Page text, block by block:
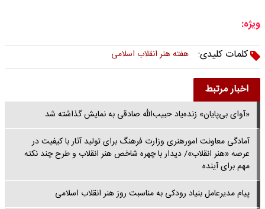
ویژه:
کلمات کلیدی:
هفته هنر انقلاب اسلامی
اخبار مرتبط
«آوای بی‌پایان» زنده‌یاد حبیب‌الله صادقی به نمایش گذاشته شد
آمادگی معاونت امورهنری وزارت فرهنگ برای تولید آثار با کیفیت در
عرصه «هنر انقلاب»/ دیدار با چهره شاخص هنر انقلاب و طرح چند نکته
مهم برای آینده
پیام مدیرعامل بنیاد رودکی به مناسبت روز هنر انقلاب اسلامی